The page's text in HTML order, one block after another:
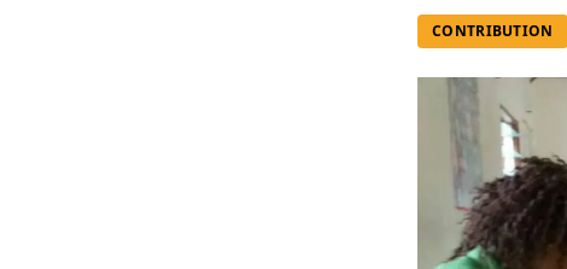
CONTRIBUTION